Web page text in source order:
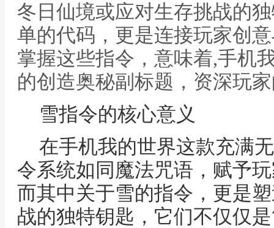
冬日仙境或应对生存挑战的
单的代码，更是连接玩家创
掌握这些指令，意味着,手机
的创造奥秘副标题，资深玩
雪指令的核心意义
在手机我的世界这款充满
令系统如同魔法咒语，赋予
而其中关于雪的指令，更是
战的独特钥匙，它们不仅仅